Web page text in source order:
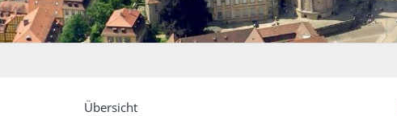
Übersicht